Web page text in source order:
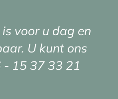
voor u dag en
U kunt ons
- 15 37 33 21